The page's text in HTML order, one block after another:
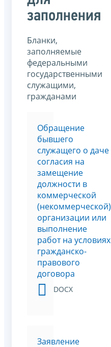
заполнения
Бланки,
заполняемые
федеральными
государственными
служащими,
гражданами
Обращение
бывшего
служащего о даче
согласия на
замещение
должности в
коммерческой
(некоммерческой)
организации или
выполнение
работ на условиях
гражданско-
правового
договора
DOCX
Заявление